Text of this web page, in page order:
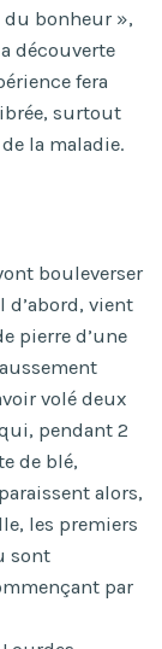
du bonheur »,
découverte
fera
surtout
la maladie.
bouleverser
d’abord, vient
pierre d’une
volé deux
pendant 2
de blé,
alors,
les premiers
sont
par